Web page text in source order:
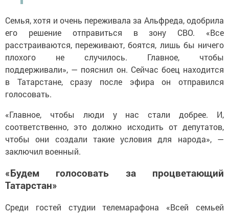
Семья, хотя и очень переживала за Альфреда, одобрила
его решение отправиться в зону СВО. «Все
расстраиваются, переживают, боятся, лишь бы ничего
плохого не случилось. Главное, чтобы
поддерживали», — пояснил он. Сейчас боец находится
в Татарстане, сразу после эфира он отправился
голосовать.
«Главное, чтобы люди у нас стали добрее. И,
соответственно, это должно исходить от депутатов,
чтобы они создали такие условия для народа», —
заключил военный.
«Будем голосовать за процветающий
Татарстан»
Среди гостей студии телемарафона «Всей семьей